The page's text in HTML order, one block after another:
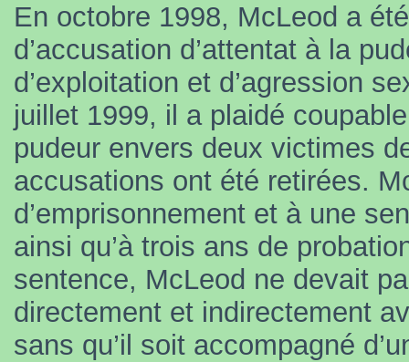
En octobre 1998, McLeod a
d’accusation d’attentat à la
d’exploitation et d’agression
juillet 1999, il a plaidé
pudeur envers deux victimes
accusations ont été retirées.
d’emprisonnement et à une
ainsi qu’à trois ans de
sentence, McLeod ne devait
directement et indirectement
sans qu’il soit accompagné